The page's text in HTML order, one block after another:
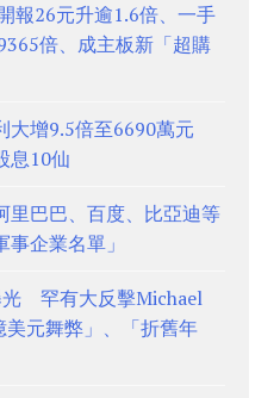
報26元升逾1.6倍、一手
倍、成主板新「超購
大增9.5倍至6690萬元
息10仙
里巴巴、百度、比亞迪等
企業名單」
光 罕有大反擊Michael
元舞弊」、「折舊年